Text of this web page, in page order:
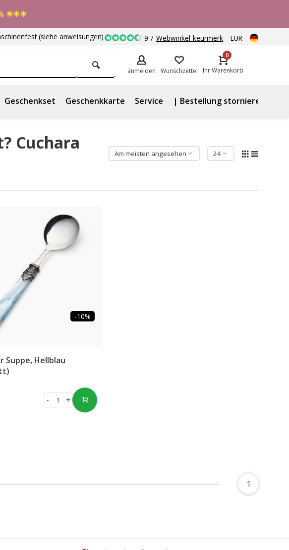
% ☀☀☀
(siehe anweisungen) 9.7 Webwinkel-keurmerk EUR
anmelden Wunschzettel
0
Ihr Warenkorb
Geschenkset Geschenkkarte Service | Bestellung stornieren
Cuchara
-10%
Suppe, Hellblau
+
-
1